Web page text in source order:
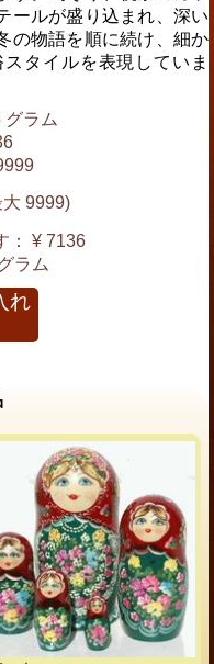
ールが盛り込まれ、深い
の物語を順に続け、細か
タイルを表現していま
グラム
大 9999)
¥ 7136
ラム
れ